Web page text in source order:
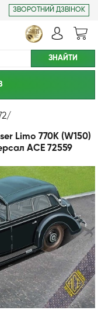
ЗВОРОТНИЙ ДЗВІНОК
/
Limo 770K (W150)
ACE 72559